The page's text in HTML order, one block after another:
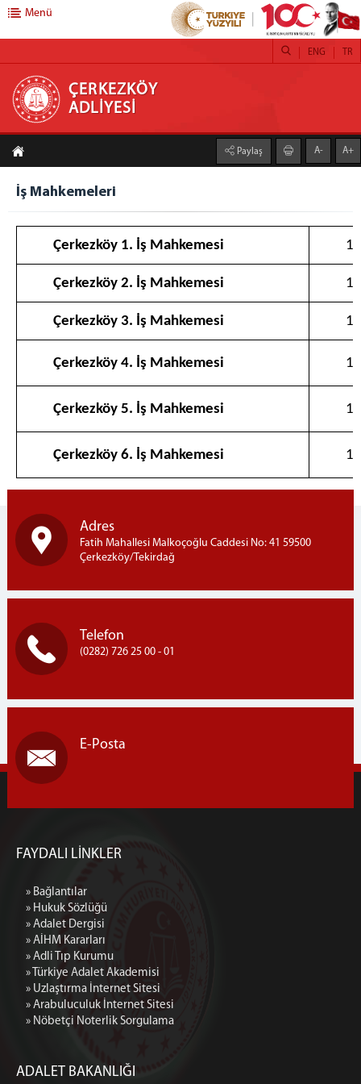
ÇERKEZKÖY ADLİYESİ
ANASAYFA
ANA HİZMET BİNASI
ÇERKEZKÖY ADALET SARAYI
CUMHURİYET BAŞSAVCILIĞI
CUMHURİYET BAŞSAVCISI
ADALET KOMİSYONU
KOMİSYON BAŞKANI
KOMİSYON ÜYELERİ
Sulh Ceza Hakimliği
İcra Mahkemeleri
İcra Dairesi
Müstemir Yetkili Hakimlerin İzin Durumları
Ek Hizmet Binası
Asliye Hukuk Mahkemeleri
İş Mahkemeleri
MÜLHAKAT
İLETİŞİM
Menü
ÇERKEZKÖY
ADLİYESİ
TR
ENG
Paylaş A- A+
İş Mahkemeleri
Çerkezköy 1. İş Mahkemesi
Çerkezköy 2. İş Mahkemesi
Çerkezköy 3. İş Mahkemesi
Çerkezköy 4. İş Mahkemesi
Çerkezköy 5. İş Mahkemesi
Çerkezköy 6. İş Mahkemesi
Adres
Fatih Mahallesi Malkoçoğlu Caddesi No: 41 59500
Çerkezköy/Tekirdağ
Telefon
(0282) 726 25 00 - 01
E-Posta
FAYDALI LİNKLER
» Bağlantılar
» Hukuk Sözlüğü
» Adalet Dergisi
» AİHM Kararları
» Adli Tıp Kurumu
» Türkiye Adalet Akademisi
» Uzlaştırma İnternet Sitesi
» Arabuluculuk İnternet Sitesi
» Nöbetçi Noterlik Sorgulama
ADALET BAKANLIĞI